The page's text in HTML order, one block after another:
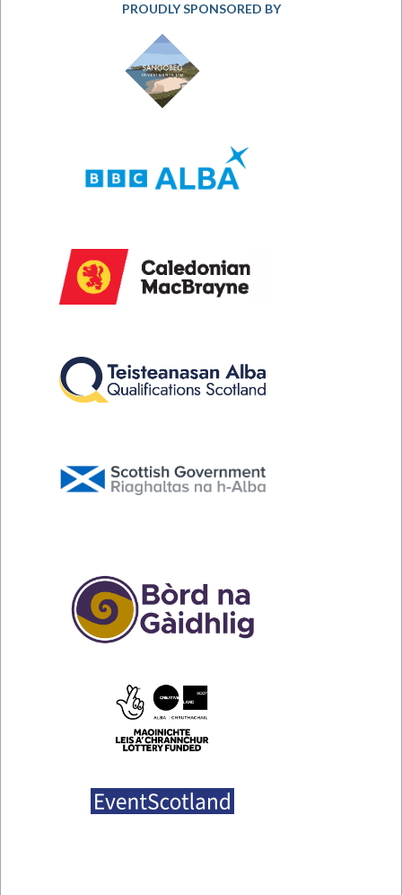
PROUDLY SPONSORED BY